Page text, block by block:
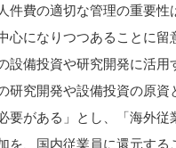
件費の適切な管理の重要
心になりつつあることに
設備投資や研究開発に活
研究開発や設備投資の原
要がある」とし、「海外
を、国内従業員に還元する